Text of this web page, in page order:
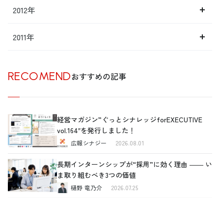
2012年
2011年
RECOMENDおすすめの記事
経営マガジン”ぐっとシナレッジforEXECUTIVE
vol.164″を発行しました！
広報シナジー 2026.08.01
長期インターンシップが“採用”に効く理由 ―― い
ま取り組むべき3つの価値
樋野 竜乃介 2026.07.25